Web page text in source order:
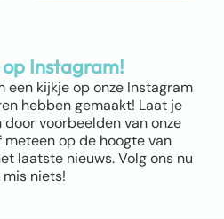
op Instagram!
een kijkje op onze Instagram
hebben gemaakt! Laat je
voorbeelden van onze
op de hoogte van
laatste nieuws. Volg ons nu
mis niets!